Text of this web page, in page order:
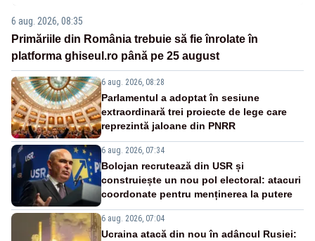
6 aug. 2026, 08:35
Primăriile din România trebuie să fie înrolate în
platforma ghiseul.ro până pe 25 august
6 aug. 2026, 08:28
Parlamentul a adoptat în sesiune
extraordinară trei proiecte de lege care
reprezintă jaloane din PNRR
6 aug. 2026, 07:34
Bolojan recrutează din USR și
construiește un nou pol electoral: atacuri
coordonate pentru menținerea la putere
6 aug. 2026, 07:04
Ucraina atacă din nou în adâncul Rusiei: